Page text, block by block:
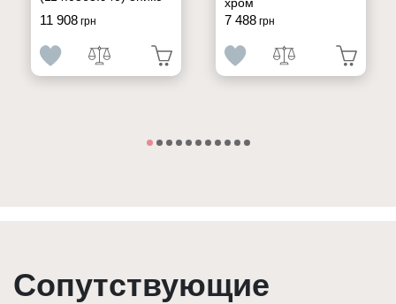
11 908грн 7 488грн
Сопутствующие